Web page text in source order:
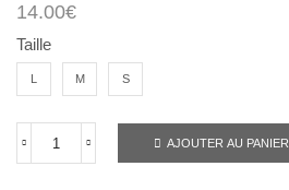
14.00€
Taille
M S
AJOUTER AU PANIER